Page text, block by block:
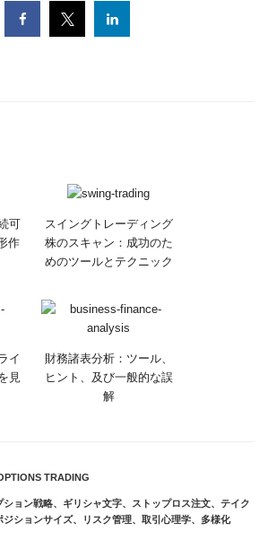
可
作
スイングトレーディング
株のスキャン：成功のた
めのツールとテクニック
イ
見
財務諸表分析：ツール、
ヒント、及び一般的な誤
解
TRADING
ション戦略、 ギリシャ文字、 ストップロス注文、 テイク
ジションサイズ、 リスク管理、 取引心理学、 多様化